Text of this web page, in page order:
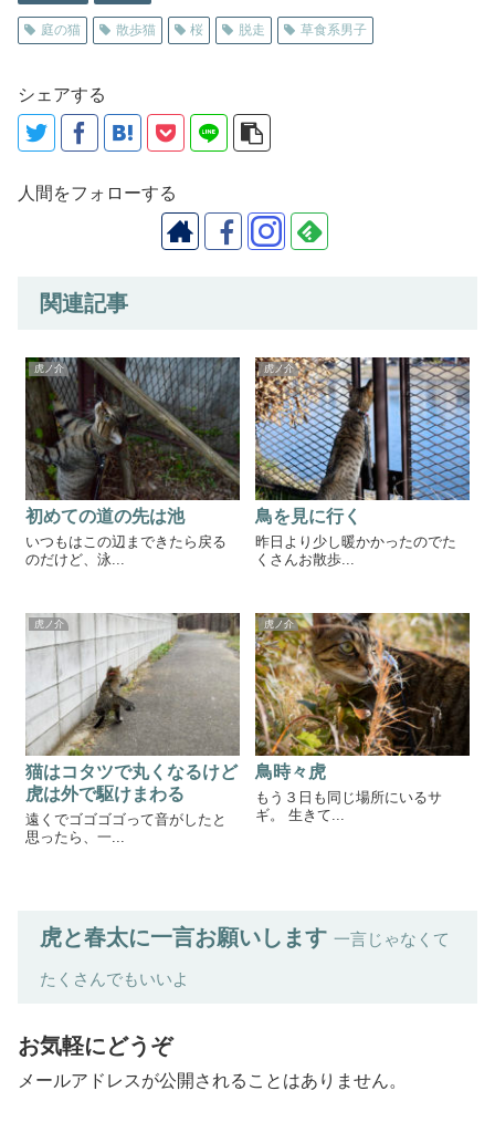
庭の猫 散歩猫 桜 脱走 草食系男子
シェアする
人間をフォローする
関連記事
虎ノ介
初めての道の先は池
いつもはこの辺まできたら戻る
のだけど、泳...
虎ノ介
鳥を見に行く
昨日より少し暖かかったのでた
くさんお散歩...
虎ノ介
猫はコタツで丸くなるけど
虎は外で駆けまわる
遠くでゴゴゴゴって音がしたと
思ったら、一...
虎ノ介
鳥時々虎
もう３日も同じ場所にいるサ
ギ。 生きて...
虎と春太に一言お願いします 一言じゃなくて
たくさんでもいいよ
お気軽にどうぞ
メールアドレスが公開されることはありません。